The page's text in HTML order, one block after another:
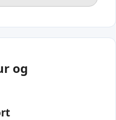
og